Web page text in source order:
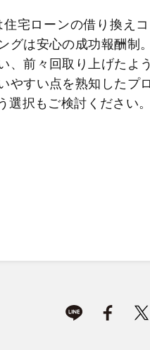
宅ローンの借り換え
グは安心の成功報酬制
、前々回取り上げたよ
やすい点を熟知したプ
択もご検討ください。